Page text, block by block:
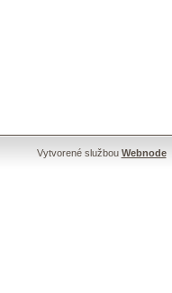
Vytvorené službou Webnode